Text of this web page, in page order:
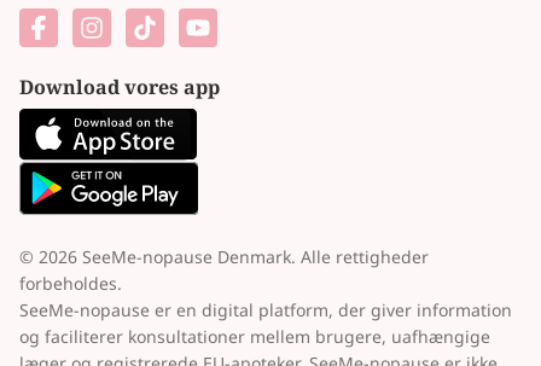
Download vores app
© 2026 SeeMe-nopause Denmark. Alle rettigheder
forbeholdes.
SeeMe-nopause er en digital platform, der giver information
og faciliterer konsultationer mellem brugere, uafhængige